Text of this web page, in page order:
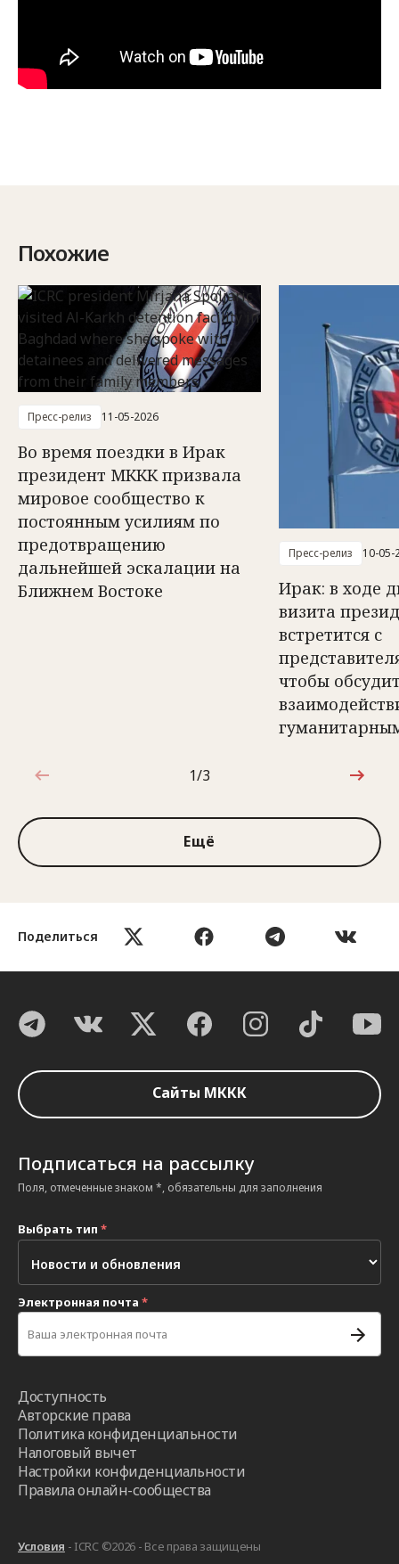
Поделиться
Похожие
Пресс-релиз 11-05-2026
Во время поездки в Ирак
президент МККК призвала
мировое сообщество к
постоянным усилиям по
предотвращению
дальнейшей эскалации на
Ближнем Востоке
Пресс-релиз 10-05-
Ирак: в ходе
визита
встретится с
чтобы
1 из 3
1/3
Ещё
Сайты МККК
Подписаться на рассылку
Поля, отмеченные знаком *, обязательны для заполнения
Выбрать тип *
Электронная почта *
Доступность
Авторские права
Политика конфиденциальности
Налоговый вычет
Настройки конфиденциальности
Правила онлайн-сообщества
Условия - ICRC ©2026 - Все права защищены